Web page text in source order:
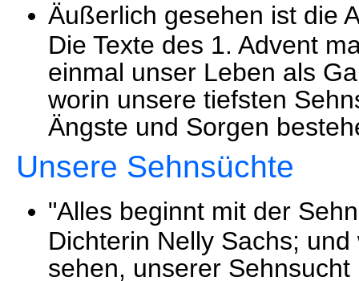
Äußerlich gesehen ist die
Die Texte des 1. Advent
einmal unser Leben als
worin unsere tiefsten
Ängste und Sorgen
Unsere Sehnsüchte
"Alles beginnt mit der
Dichterin Nelly Sachs;
sehen, unserer